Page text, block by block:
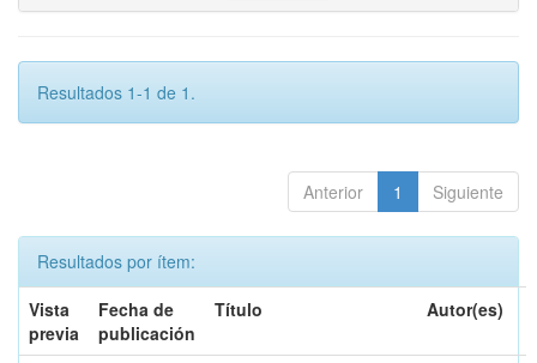
Resultados 1-1 de 1.
Anterior 1 Siguiente
Resultados por ítem:
Vista
previa
Fecha de
publicación
Título Autor(es)